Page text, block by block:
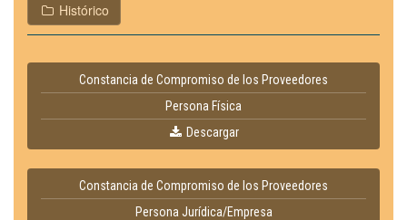
Histórico
Constancia de Compromiso de los Proveedores
Persona Física
Descargar
Constancia de Compromiso de los Proveedores
Persona Jurídica/Empresa